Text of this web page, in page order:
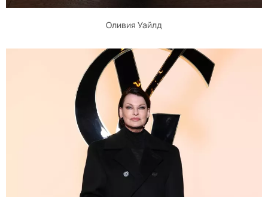
Оливия Уайлд